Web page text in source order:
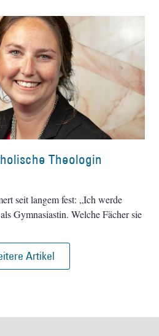
Theologin
seit langem fest: „Ich werde
Gymnasiastin. Welche Fächer sie
Artikel